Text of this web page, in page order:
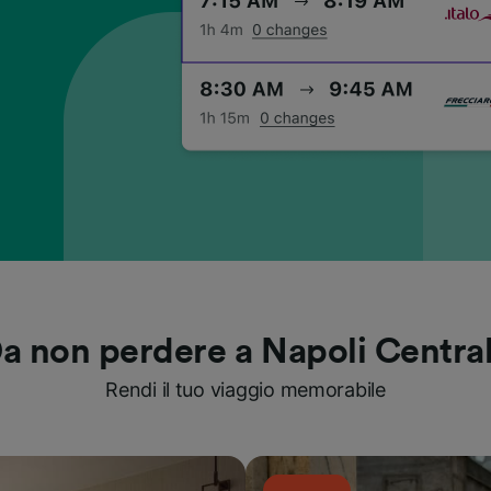
non perdere a Napoli
Rendi il tuo viaggio memorabile